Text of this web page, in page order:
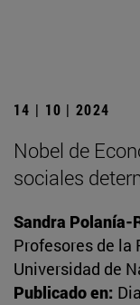
14 | 10 | 2024
Nobel de
sociales
Sandra Polanía-
Profesores de la
Universidad de
Publicado en: